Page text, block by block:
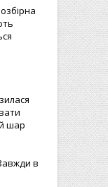
шар
в